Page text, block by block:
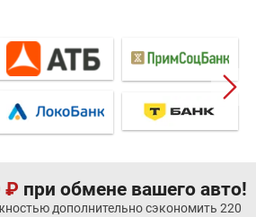
₽ при обмене вашего авто!
дополнительно сэкономить 220